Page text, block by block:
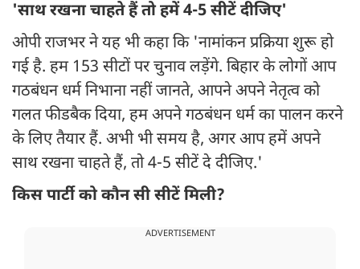
'साथ रखना चाहते हैं तो हमें 4-5 सीटें दीजिए'
ओपी राजभर ने यह भी कहा कि 'नामांकन प्रक्रिया शुरू हो
गई है. हम 153 सीटों पर चुनाव लड़ेंगे. बिहार के लोगों आप
गठबंधन धर्म निभाना नहीं जानते, आपने अपने नेतृत्व को
गलत फीडबैक दिया, हम अपने गठबंधन धर्म का पालन करने
के लिए तैयार हैं. अभी भी समय है, अगर आप हमें अपने
साथ रखना चाहते हैं, तो 4-5 सीटें दे दीजिए.'
किस पार्टी को कौन सी सीटें मिली?
ADVERTISEMENT